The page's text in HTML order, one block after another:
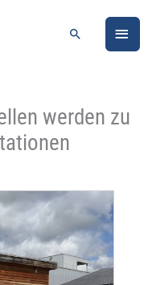
Suchen
werden zu